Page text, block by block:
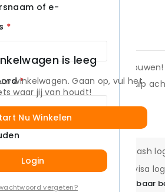
Winkelwagen
Kwaliteit waarop u kunt vertrouwen!
voor eventuele hulp
Vanaf 25 euro!
en 100% passend
Gegarandeerd veilig en betrouwbaar
of e-
*Vereist
*Vereist
Login
vergeten?
is leeg
winkelwagen. Gaan op, vul het
waar jij van houdt!
Nu Winkelen